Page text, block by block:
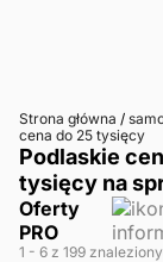
Strona główna /
cena do 25 tysięcy
Podlaskie
tysięcy na
Oferty
PRO
1 - 6 z 199